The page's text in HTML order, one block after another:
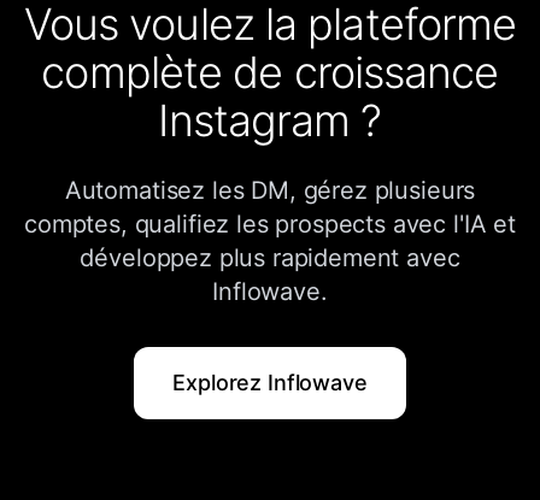
Vous voulez la plateforme
complète de croissance
Instagram ?
Automatisez les DM, gérez plusieurs
comptes, qualifiez les prospects avec l'IA et
développez plus rapidement avec
Inflowave.
Explorez Inflowave